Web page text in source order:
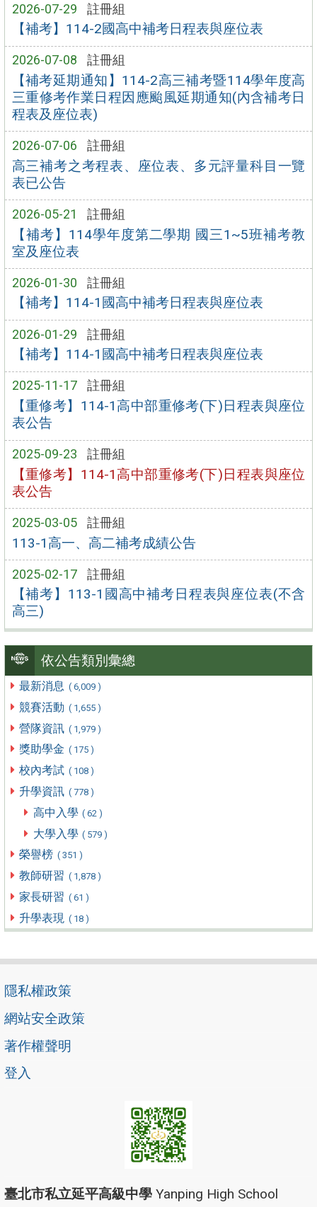
2026-07-29 註冊組
【補考】114-2國高中補考日程表與座位表
2026-07-08 註冊組
【補考延期通知】114-2高三補考暨114學年度高
三重修考作業日程因應颱風延期通知(內含補考日
程表及座位表)
2026-07-06 註冊組
高三補考之考程表、座位表、多元評量科目一覽
表已公告
2026-05-21 註冊組
【補考】114學年度第二學期 國三1~5班補考教
室及座位表
2026-01-30 註冊組
【補考】114-1國高中補考日程表與座位表
2026-01-29 註冊組
【補考】114-1國高中補考日程表與座位表
2025-11-17 註冊組
【重修考】114-1高中部重修考(下)日程表與座位
表公告
2025-09-23 註冊組
【重修考】114-1高中部重修考(下)日程表與座位
表公告
2025-03-05 註冊組
113-1高一、高二補考成績公告
2025-02-17 註冊組
【補考】113-1國高中補考日程表與座位表(不含
高三)
依公告類別彙總
最新消息 ( 6,009 )
競賽活動 ( 1,655 )
營隊資訊 ( 1,979 )
獎助學金 ( 175 )
校內考試 ( 108 )
升學資訊 ( 778 )
高中入學 ( 62 )
大學入學 ( 579 )
榮譽榜 ( 351 )
教師研習 ( 1,878 )
家長研習 ( 61 )
升學表現 ( 18 )
隱私權政策
網站安全政策
著作權聲明
登入
臺北市私立延平高級中學 Yanping High School